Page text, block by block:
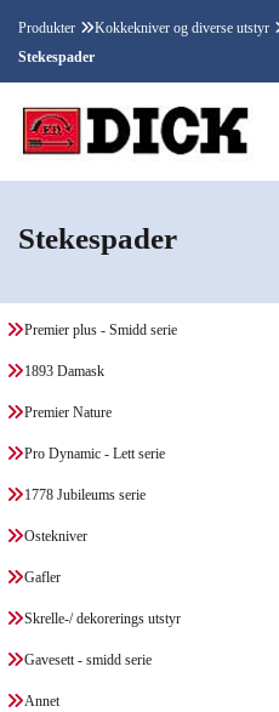
Produkter
Kokkekniver og diverse utstyr
Stekespader
Stekespader
Premier plus - Smidd serie
1893 Damask
Premier Nature
Pro Dynamic - Lett serie
1778 Jubileums serie
Ostekniver
Gafler
Skrelle-/ dekorerings utstyr
Gavesett - smidd serie
Annet